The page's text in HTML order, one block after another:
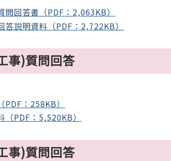
回答書（PDF：2,063KB）
説明資料（PDF：2,722KB）
事)質問回答
：258KB）
PDF：5,520KB）
事)質問回答